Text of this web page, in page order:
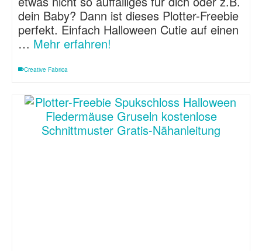
dein Baby? Dann ist dieses Plotter-Freebie
perfekt. Einfach Halloween Cutie auf einen
… Mehr erfahren!
Creative Fabrica